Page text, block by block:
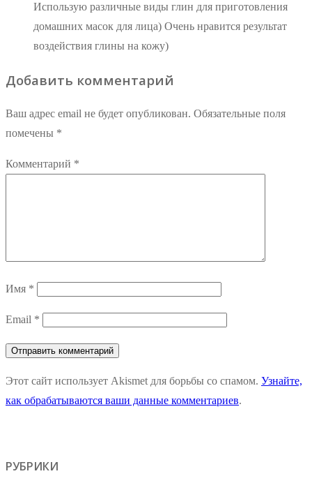
Использую различные виды глин для приготовления
домашних масок для лица) Очень нравится результат
воздействия глины на кожу)
Добавить комментарий
Ваш адрес email не будет опубликован. Обязательные поля
помечены *
Комментарий *
Имя *
Email *
Этот сайт использует Akismet для борьбы со спамом. Узнайте,
как обрабатываются ваши данные комментариев.
РУБРИКИ